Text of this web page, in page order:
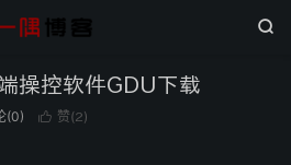

操控软件GDU下载
(0)  赞(2)